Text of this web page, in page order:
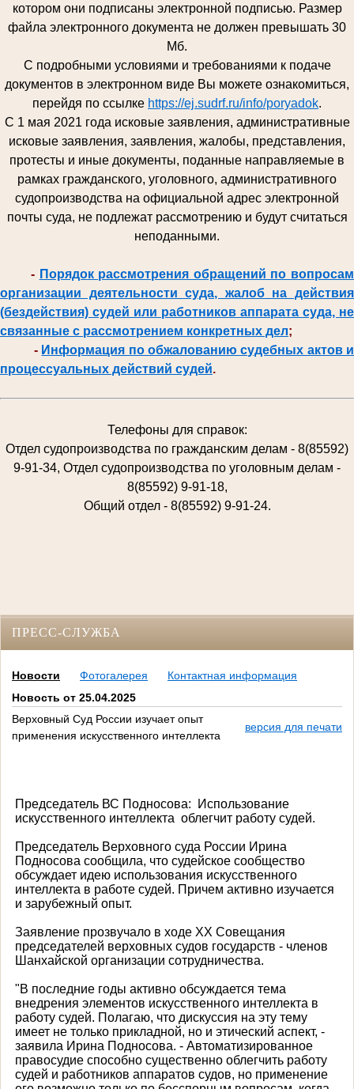
котором они подписаны электронной подписью. Размер
файла электронного документа не должен превышать 30
Мб.
С подробными условиями и требованиями к подаче
документов в электронном виде Вы можете ознакомиться,
перейдя по ссылке https://ej.sudrf.ru/info/poryadok.
С 1 мая 2021 года исковые заявления, административные
исковые заявления, заявления, жалобы, представления,
протесты и иные документы, поданные направляемые в
рамках гражданского, уголовного, административного
судопроизводства на официальной адрес электронной
почты суда, не подлежат рассмотрению и будут считаться
неподанными.
- Порядок рассмотрения обращений по вопросам
организации деятельности суда, жалоб на действия
(бездействия) судей или работников аппарата суда, не
связанные с рассмотрением конкретных дел;
- Информация по обжалованию судебных актов и
процессуальных действий судей.
Телефоны для справок:
Отдел судопроизводства по гражданским делам - 8(85592)
9-91-34, Отдел судопроизводства по уголовным делам -
8(85592) 9-91-18,
Общий отдел - 8(85592) 9-91-24.
ПРЕСС-СЛУЖБА
Новости Фотогалерея
Контактная информация
Новость от 25.04.2025
Верховный Суд России изучает опыт
применения искусственного интеллекта
версия для печати
Председатель ВС Подносова:
Использование
искусственного интеллекта облегчит работу судей.
Председатель Верховного суда России Ирина
Подносова сообщила, что судейское сообщество
обсуждает идею использования искусственного
интеллекта в работе судей. Причем активно изучается
и зарубежный опыт.
Заявление прозвучало в ходе XX Совещания
председателей верховных судов государств - членов
Шанхайской организации сотрудничества.
"В последние годы активно обсуждается тема
внедрения элементов искусственного интеллекта в
работу судей. Полагаю, что дискуссия на эту тему
имеет не только прикладной, но и этический аспект, -
заявила Ирина Подносова. - Автоматизированное
правосудие способно существенно облегчить работу
судей и работников аппаратов судов, но применение